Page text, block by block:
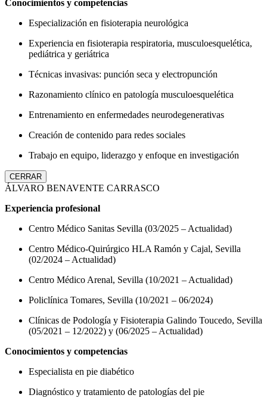
Conocimientos y competencias
Especialización en fisioterapia neurológica
Experiencia en fisioterapia respiratoria, musculoesquelética,
pediátrica y geriátrica
Técnicas invasivas: punción seca y electropunción
Razonamiento clínico en patología musculoesquelética
Entrenamiento en enfermedades neurodegenerativas
Creación de contenido para redes sociales
Trabajo en equipo, liderazgo y enfoque en investigación
CERRAR
ÁLVARO BENAVENTE CARRASCO
Experiencia profesional
Centro Médico Sanitas Sevilla (03/2025 – Actualidad)
Centro Médico-Quirúrgico HLA Ramón y Cajal, Sevilla
(02/2024 – Actualidad)
Centro Médico Arenal, Sevilla (10/2021 – Actualidad)
Policlínica Tomares, Sevilla (10/2021 – 06/2024)
Clínicas de Podología y Fisioterapia Galindo Toucedo, Sevilla
(05/2021 – 12/2022) y (06/2025 – Actualidad)
Conocimientos y competencias
Especialista en pie diabético
Diagnóstico y tratamiento de patologías del pie